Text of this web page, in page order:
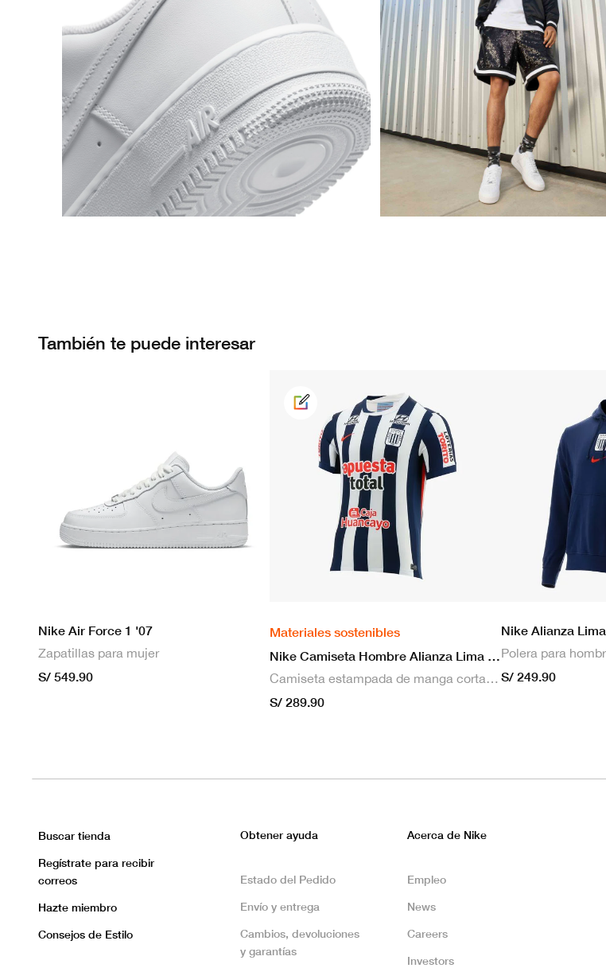
También te puede interesar
Nike Air Force 1 '07
Zapatillas para mujer
S/ 549.90
Materiales sostenibles
Nike Camiseta Hombre Alianza Lima 2026 Local
Camiseta estampada de manga corta masculina Nike Dri-FIT de Alianza Lima Stadium para hombre
S/ 289.90
Nike Alianza
Polera para
S/ 249.90
Buscar tienda
Regístrate para recibir
correos
Hazte miembro
Consejos de Estilo
Obtener ayuda
Estado del Pedido
Envío y entrega
Cambios, devoluciones
y garantías
Acerca de Nike
Empleo
News
Careers
Investors